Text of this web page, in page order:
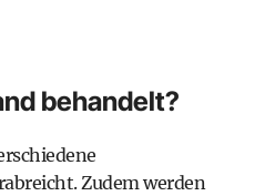
behandelt?
Zudem werden